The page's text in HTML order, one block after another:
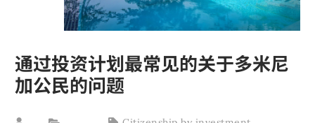
通过投资计划最常见的关于多米尼
加公民的问题